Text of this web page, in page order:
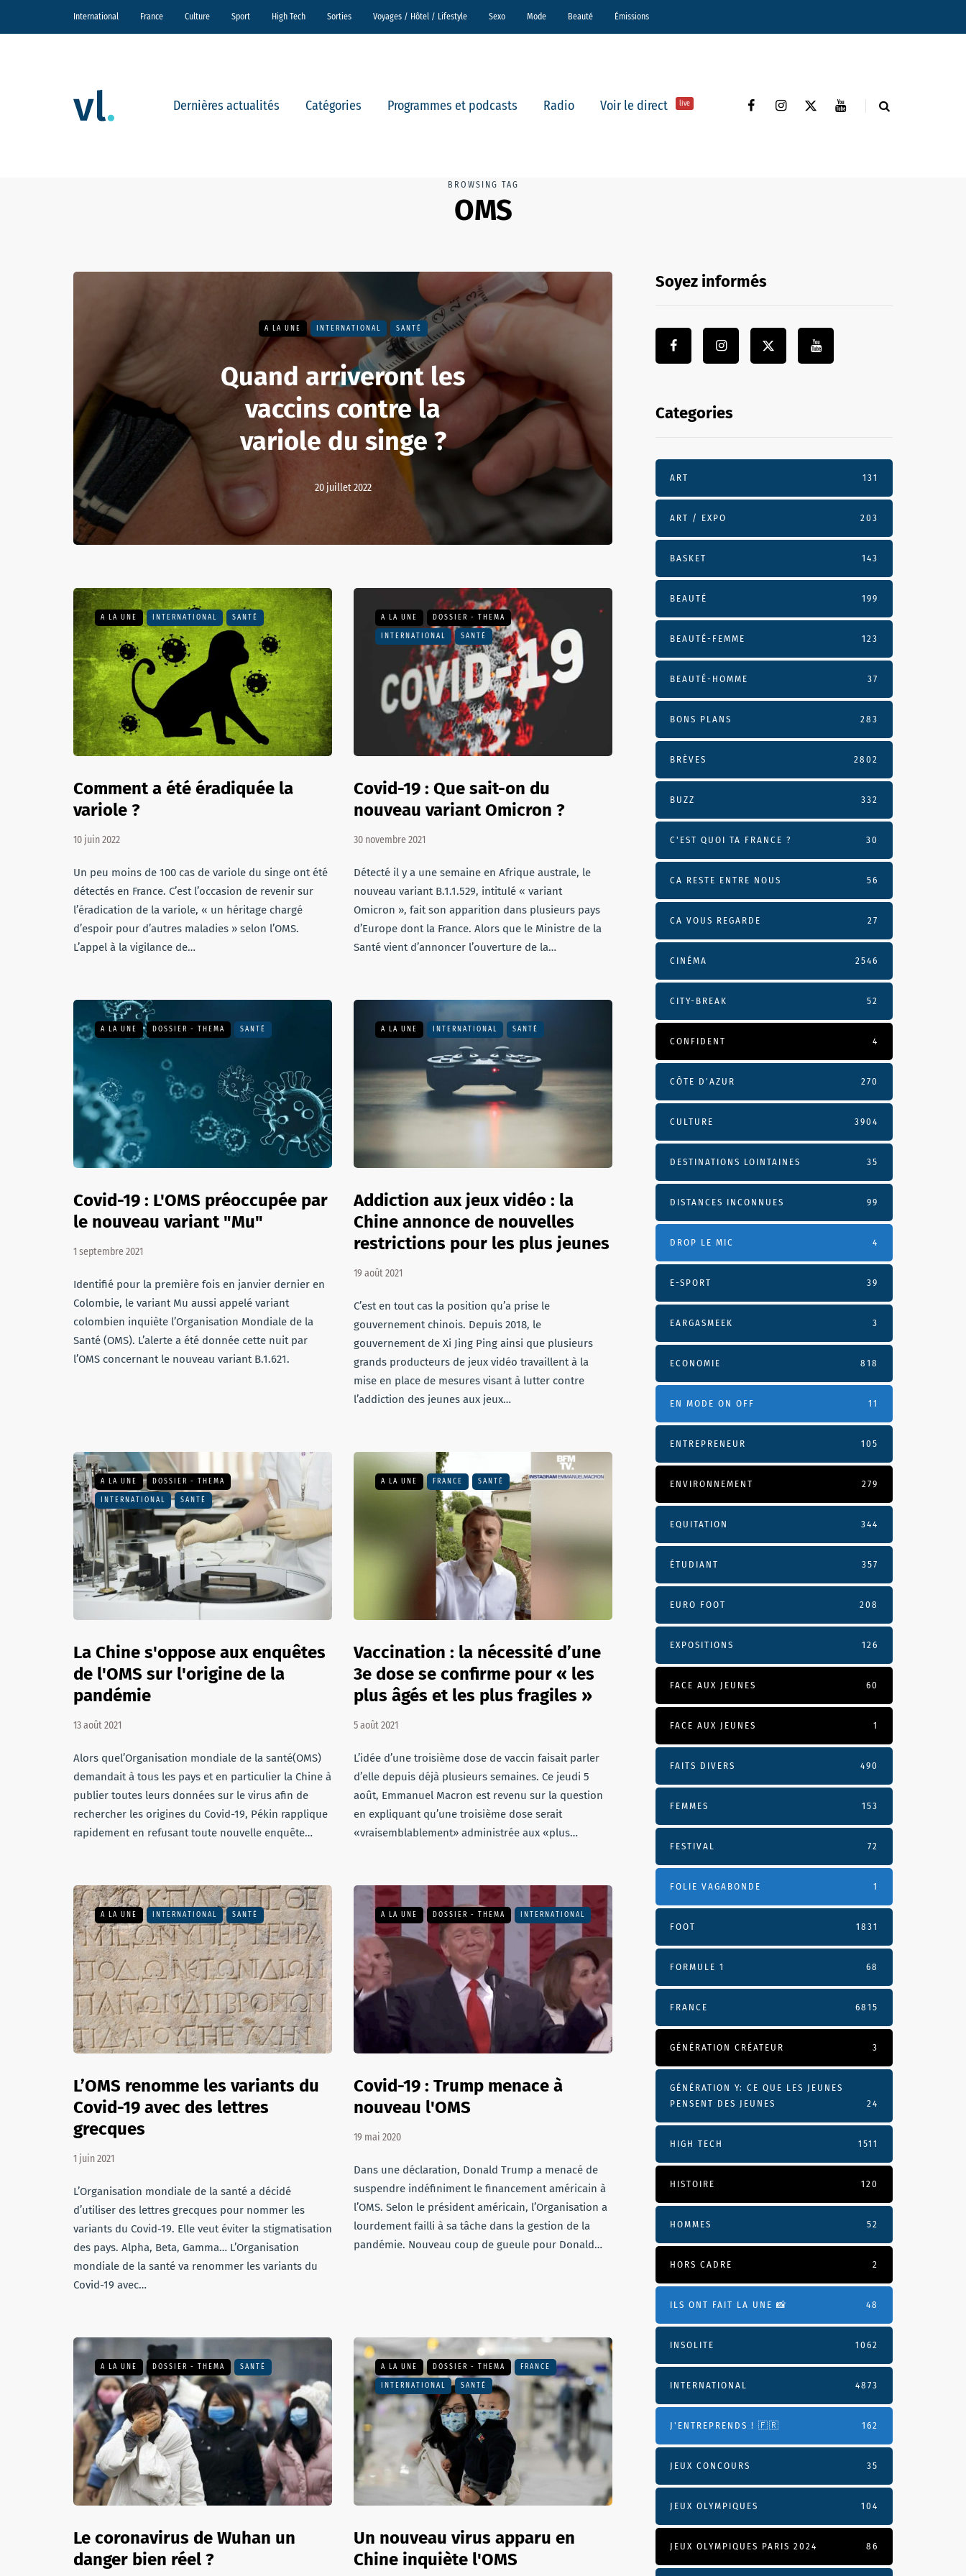
International France Culture Sport High Tech Sorties Voyages / Hôtel / Lifestyle Sexo Mode Beauté Émissions
Dernières actualités Catégories Programmes et podcasts Radio Voir le direct live
BROWSING TAG
OMS
A LA UNE INTERNATIONAL SANTÉ
Quand arriveront les
vaccins contre la
variole du singe ?
20 juillet 2022
A LA UNE INTERNATIONAL SANTÉ
Comment a été éradiquée la
variole ?
10 juin 2022
Un peu moins de 100 cas de variole du singe ont été
détectés en France. C’est l’occasion de revenir sur
l’éradication de la variole, « un héritage chargé
d’espoir pour d’autres maladies » selon l’OMS.
L’appel à la vigilance de…
A LA UNE DOSSIER - THEMA
INTERNATIONAL SANTÉ
Covid-19 : Que sait-on du
nouveau variant Omicron ?
30 novembre 2021
Détecté il y a une semaine en Afrique australe, le
nouveau variant B.1.1.529, intitulé « variant
Omicron », fait son apparition dans plusieurs pays
d’Europe dont la France. Alors que le Ministre de la
Santé vient d’annoncer l’ouverture de la…
A LA UNE DOSSIER - THEMA SANTÉ
Covid-19 : L'OMS préoccupée par
le nouveau variant "Mu"
1 septembre 2021
Identifié pour la première fois en janvier dernier en
Colombie, le variant Mu aussi appelé variant
colombien inquiète l’Organisation Mondiale de la
Santé (OMS). L’alerte a été donnée cette nuit par
l’OMS concernant le nouveau variant B.1.621.
A LA UNE INTERNATIONAL SANTÉ
Addiction aux jeux vidéo : la
Chine annonce de nouvelles
restrictions pour les plus jeunes
19 août 2021
C’est en tout cas la position qu’a prise le
gouvernement chinois. Depuis 2018, le
gouvernement de Xi Jing Ping ainsi que plusieurs
grands producteurs de jeux vidéo travaillent à la
mise en place de mesures visant à lutter contre
l’addiction des jeunes aux jeux…
A LA UNE DOSSIER - THEMA
INTERNATIONAL SANTÉ
La Chine s'oppose aux enquêtes
de l'OMS sur l'origine de la
pandémie
13 août 2021
Alors quel’Organisation mondiale de la santé(OMS)
demandait à tous les pays et en particulier la Chine à
publier toutes leurs données sur le virus afin de
rechercher les origines du Covid-19, Pékin rapplique
rapidement en refusant toute nouvelle enquête…
A LA UNE FRANCE SANTÉ
Vaccination : la nécessité d’une
3e dose se confirme pour « les
plus âgés et les plus fragiles »
5 août 2021
L’idée d’une troisième dose de vaccin faisait parler
d’elle depuis déjà plusieurs semaines. Ce jeudi 5
août, Emmanuel Macron est revenu sur la question
en expliquant qu’une troisième dose serait
«vraisemblablement» administrée aux «plus…
A LA UNE INTERNATIONAL SANTÉ
L’OMS renomme les variants du
Covid-19 avec des lettres
grecques
1 juin 2021
L’Organisation mondiale de la santé a décidé
d’utiliser des lettres grecques pour nommer les
variants du Covid-19. Elle veut éviter la stigmatisation
des pays. Alpha, Beta, Gamma… L’Organisation
mondiale de la santé va renommer les variants du
Covid-19 avec…
A LA UNE DOSSIER - THEMA INTERNATIONAL
Covid-19 : Trump menace à
nouveau l'OMS
19 mai 2020
Dans une déclaration, Donald Trump a menacé de
suspendre indéfiniment le financement américain à
l’OMS. Selon le président américain, l’Organisation a
lourdement failli à sa tâche dans la gestion de la
pandémie. Nouveau coup de gueule pour Donald…
A LA UNE DOSSIER - THEMA SANTÉ
Le coronavirus de Wuhan un
danger bien réel ?
A LA UNE DOSSIER - THEMA FRANCE
INTERNATIONAL SANTÉ
Un nouveau virus apparu en
Chine inquiète l'OMS
Soyez informés
Categories
ART 131
ART / EXPO 203
BASKET 143
BEAUTÉ 199
BEAUTÉ-FEMME 123
BEAUTÉ-HOMME 37
BONS PLANS 283
BRÈVES 2802
BUZZ 332
C'EST QUOI TA FRANCE ? 30
CA RESTE ENTRE NOUS 56
CA VOUS REGARDE 27
CINÉMA 2546
CITY-BREAK 52
CONFIDENT 4
CÔTE D’AZUR 270
CULTURE 3904
DESTINATIONS LOINTAINES 35
DISTANCES INCONNUES 99
DROP LE MIC 4
E-SPORT 39
EARGASMEEK 3
ECONOMIE 818
EN MODE ON OFF 11
ENTREPRENEUR 105
ENVIRONNEMENT 279
EQUITATION 344
ÉTUDIANT 357
EURO FOOT 208
EXPOSITIONS 126
FACE AUX JEUNES 60
FACE AUX JEUNES 1
FAITS DIVERS 490
FEMMES 153
FESTIVAL 72
FOLIE VAGABONDE 1
FOOT 1831
FORMULE 1 68
FRANCE 6815
GÉNÉRATION CRÉATEUR 3
GÉNÉRATION Y: CE QUE LES JEUNES
PENSENT DES JEUNES
24
HIGH TECH 1511
HISTOIRE 120
HOMMES 52
HORS CADRE 2
ILS ONT FAIT LA UNE 📸 48
INSOLITE 1062
INTERNATIONAL 4873
J'ENTREPRENDS ! 🇫🇷 162
JEUX CONCOURS 35
JEUX OLYMPIQUES 104
JEUX OLYMPIQUES PARIS 2024 86